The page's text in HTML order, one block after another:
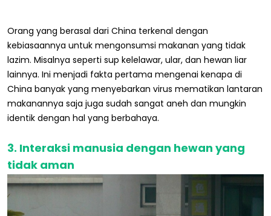
Orang yang berasal dari China terkenal dengan
kebiasaannya untuk mengonsumsi makanan yang tidak
lazim. Misalnya seperti sup kelelawar, ular, dan hewan liar
lainnya. Ini menjadi fakta pertama mengenai kenapa di
China banyak yang menyebarkan virus mematikan lantaran
makanannya saja juga sudah sangat aneh dan mungkin
identik dengan hal yang berbahaya.
3. Interaksi manusia dengan hewan yang
tidak aman